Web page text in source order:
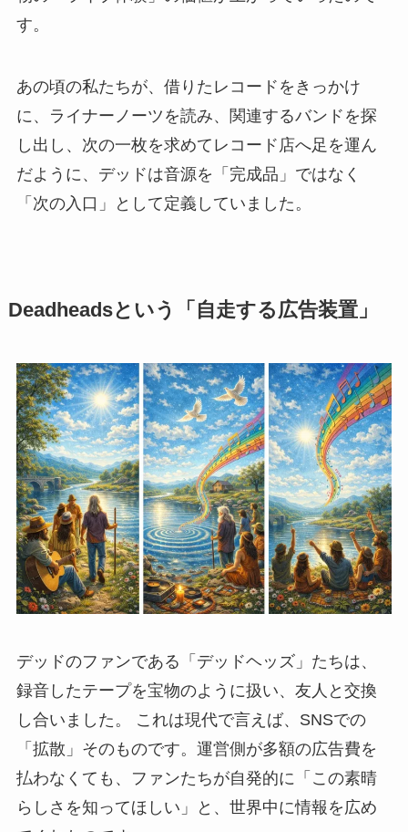
す。
あの頃の私たちが、借りたレコードをきっかけ
に、ライナーノーツを読み、関連するバンドを探
し出し、次の一枚を求めてレコード店へ足を運ん
だように、デッドは音源を「完成品」ではなく
「次の入口」として定義していました。
Deadheadsという「自走する広告装置」
デッドのファンである「デッドヘッズ」たちは、
録音したテープを宝物のように扱い、友人と交換
し合いました。 これは現代で言えば、SNSでの
「拡散」そのものです。運営側が多額の広告費を
払わなくても、ファンたちが自発的に「この素晴
らしさを知ってほしい」と、世界中に情報を広め